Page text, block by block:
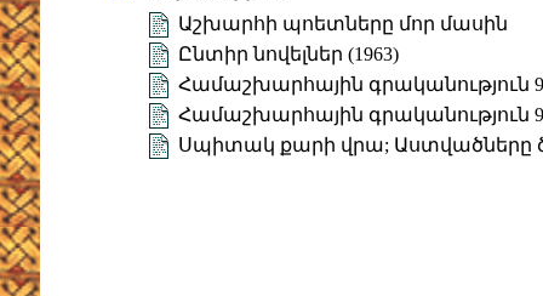
Աշխարհի պոետները մոր մասին
Ընտիր նովելներ (1963)
Համաշխարհային գրականություն 9
Համաշխարհային գրականություն 9
Սպիտակ քարի վրա; Աստվածները